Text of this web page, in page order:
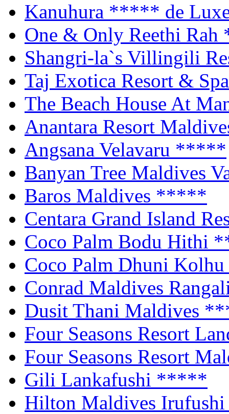
Kanuhura ***** de
One & Only Reethi Rah
Shangri-la`s Villingili
Taj Exotica Resort &
The Beach House At
Anantara Resort
Angsana Velavaru *****
Banyan Tree Maldives
Baros Maldives *****
Centara Grand Island
Coco Palm Bodu Hithi
Coco Palm Dhuni Kolhu
Conrad Maldives
Dusit Thani Maldives
Four Seasons Resort
Four Seasons Resort
Gili Lankafushi *****
Hilton Maldives